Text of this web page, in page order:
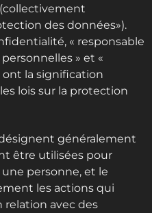
des données»).
« responsable
» et «
ont la signification
lois sur la protection
généralement
être utilisées pour
personne, et le
les actions qui
avec des